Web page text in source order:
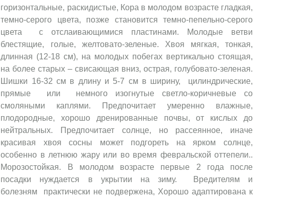
горизонтальные, раскидистые, Кора в молодом возрасте гладкая,
темно-серого цвета, позже становится темно-пепельно-серого
цвета с отслаивающимися пластинами. Молодые ветви
блестящие, голые, желтовато-зеленые. Хвоя мягкая, тонкая,
длинная (12-18 см), на молодых побегах вертикально стоящая,
на более старых – свисающая вниз, острая, голубовато-зеленая.
Шишки 16-32 см в длину и 5-7 см в ширину, цилиндрические,
прямые или немного изогнутые светло-коричневые со
смоляными каплями. Предпочитает умеренно влажные,
плодородные, хорошо дренированные почвы, от кислых до
нейтральных. Предпочитает солнце, но рассеянное, иначе
красивая хвоя сосны может подгореть на ярком солнце,
особенно в летнюю жару или во время февральской оттепели..
Морозостойкая. В молодом возрасте первые 2 года после
посадки нуждается в укрытии на зиму. Вредителям и
болезням практически не подвержена, Хорошо адаптирована к